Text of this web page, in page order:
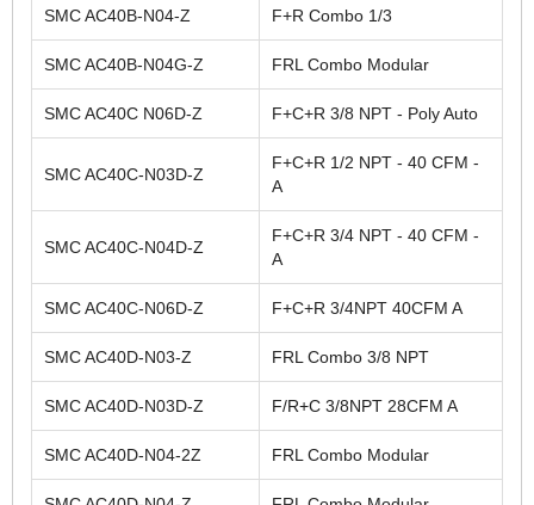
SMC AC40B-N04-Z F+R Combo 1/3
SMC AC40B-N04G-Z FRL Combo Modular
SMC AC40C N06D-Z F+C+R 3/8 NPT - Poly Auto
SMC AC40C-N03D-Z
F+C+R 1/2 NPT - 40 CFM -
A
SMC AC40C-N04D-Z
F+C+R 3/4 NPT - 40 CFM -
A
SMC AC40C-N06D-Z F+C+R 3/4NPT 40CFM A
SMC AC40D-N03-Z FRL Combo 3/8 NPT
SMC AC40D-N03D-Z F/R+C 3/8NPT 28CFM A
SMC AC40D-N04-2Z FRL Combo Modular